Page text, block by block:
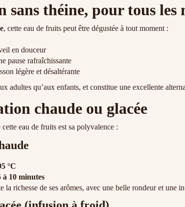
sans théine, pour tous les
, cette eau de fruits peut être dégustée à tout moment :
en douceur
pause rafraîchissante
légère et désaltérante
adultes qu’aux enfants, et constitue une excellente
chaude ou glacée
eau de fruits est sa polyvalence :
°C
à 10 minutes
la richesse de ses arômes, avec une belle rondeur et une